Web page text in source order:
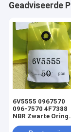
Geadviseerde
6V5555 0967570
096-7570 4F7388
NBR Zwarte Oring